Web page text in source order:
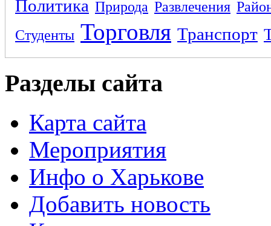
Политика Природа Развлечения
Студенты Торговля Транспорт
Разделы сайта
Карта сайта
Мероприятия
Инфо о Харькове
Добавить новость